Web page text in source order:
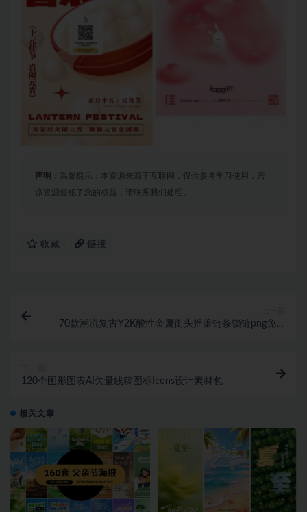
声明： 温馨提示：本资源来源于互联网，仅供参考学习使用，若
该资源侵犯了您的权益，请联系我们处理。
收藏 链接
70款潮流复古Y2K酸性金属街头摇滚链条锁链png免抠
120个图形图表AI矢量线稿图标Icons设计素材包
相关文章